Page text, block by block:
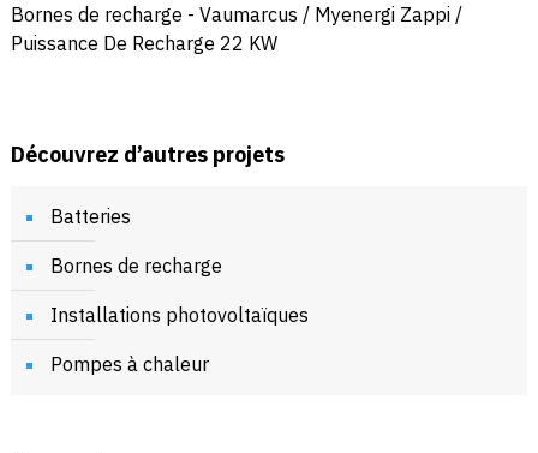
Bornes de recharge - Vaumarcus / Myenergi Zappi /
Puissance De Recharge 22 KW
Découvrez d’autres projets
Batteries
Bornes de recharge
Installations photovoltaïques
Pompes à chaleur